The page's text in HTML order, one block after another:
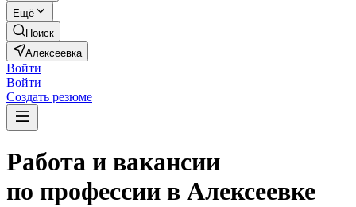
Ещё
Поиск
Алексеевка
Войти
Войти
Создать резюме
Работа и вакансии
по профессии в Алексеевке